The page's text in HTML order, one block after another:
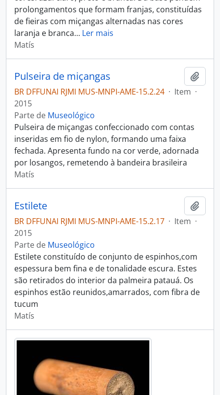
prolongamentos que formam franjas, constituídas
de fieiras com miçangas alternadas nas cores
laranja e branca… Ler mais
Matís
Pulseira de miçangas
BR DFFUNAI RJMI MUS-MNPI-AME-15.2.24 · Item ·
2015
Parte de Museológico
Pulseira de miçangas confeccionado com contas
inseridas em fio de nylon, formando uma faixa
fechada. Apresenta fundo na cor verde, adornada
por losangos, remetendo à bandeira brasileira
Matís
Estilete
BR DFFUNAI RJMI MUS-MNPI-AME-15.2.17 · Item ·
2015
Parte de Museológico
Estilete constituído de conjunto de espinhos,com
espessura bem fina e de tonalidade escura. Estes
são retirados do interior da palmeira patauá. Os
espinhos estão reunidos,amarrados, com fibra de
tucum
Matís